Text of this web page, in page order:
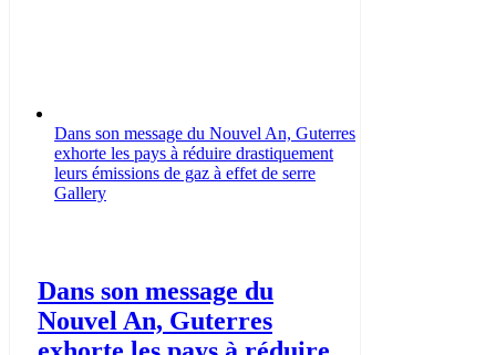
Dans son message du Nouvel An, Guterres
exhorte les pays à réduire drastiquement
leurs émissions de gaz à effet de serre
Gallery
Dans son message du
Nouvel An, Guterres